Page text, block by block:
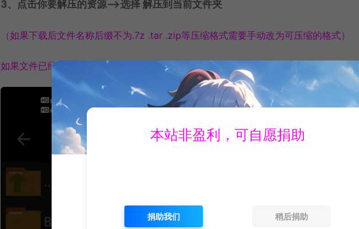
3、点击你要解压的资源—>选择 解压到当前文件夹
（如果下载后文件名称后缀不为.7z .tar .zip等压缩格式需要手动改为可压缩的格式）
如果文件已经是正常压缩格式则不用重命名 （请自己了解，不懂的尽量百度，还不懂
本站非盈利，可自愿捐助
捐助我们 稍后捐助